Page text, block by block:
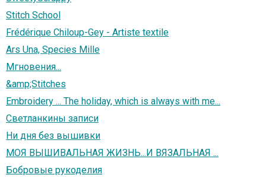
Stitch School
Frédérique Chiloup-Gey - Artiste textile
Ars Una, Species Mille
Мгновения...
&amp;Stitches
Embroidery ... The holiday, which is always with me...
Светланкины записи
Ни дня без вышивки
МОЯ ВЫШИВАЛЬНАЯ ЖИЗНЬ...И ВЯЗАЛЬНАЯ ...
Бобровые рукоделия